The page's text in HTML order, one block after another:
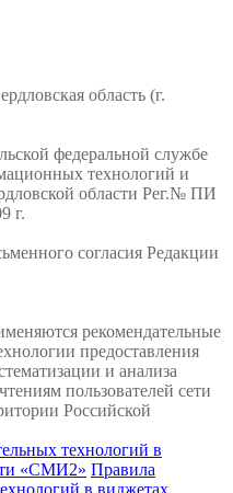
область (г.
федеральной службе
технологий и
области Рег.№ ПИ
г.
согласия Редакции
рекомендательные
предоставления
и анализа
пользователей сети
Российской
технологий в
«СМИ2» Правила
в виджетах